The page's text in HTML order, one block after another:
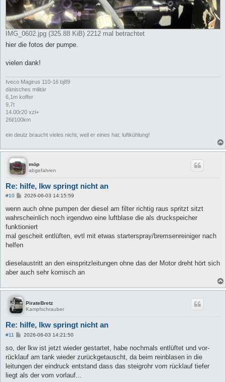
IMG_0602.jpg (325.88 KiB) 2212 mal betrachtet
hier die fotos der pumpe.
vielen dank!
Iveco Magirus 110-16 bj89
dänisches militär
6,1m koffer
9,7t
14.00r20 xzl+
26l/100km
ein deutz braucht vieles nicht, weil er eines hat: luftkühlung!
möp
abgefahren
Re: hilfe, lkw springt nicht an
#10
B
r
a
2026-06-03 14:15:59
wenn auch ohne pumpen der diesel am filter richtig raus spritzt sitzt
wahrscheinlich noch irgendwo eine luftblase die als druckspeicher
funktioniert
mal gescheit entlüften, evtl mit etwas starterspray/bremsenreiniger nach
helfen
dieselaustritt an den einspritzleitungen ohne das der Motor dreht hört sich
aber auch sehr komisch an
PirateBretz
Kampfschrauber
Re: hilfe, lkw springt nicht an
#11
B
i
r
a
g
2026-06-03 14:21:50
so, der lkw ist jetzt wieder gestartet, habe nochmals entlüftet und vor-
rücklauf am tank wieder zurückgetauscht, da beim reinblasen in die
leitungen der eindruck entstand dass das steigrohr vom rücklauf tiefer
liegt als der vom vorlauf...